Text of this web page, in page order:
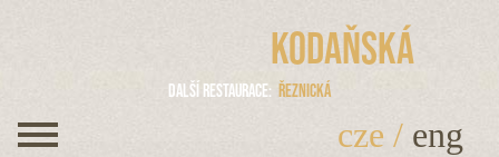
Kodaňská
Další restaurace Řeznická
cze / eng